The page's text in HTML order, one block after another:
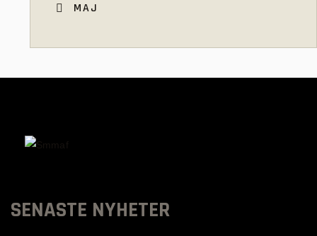
« MAJ
SENASTE NYHETER